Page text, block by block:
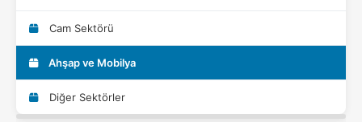
Cam Sektörü
Ahşap ve Mobilya
Diğer Sektörler